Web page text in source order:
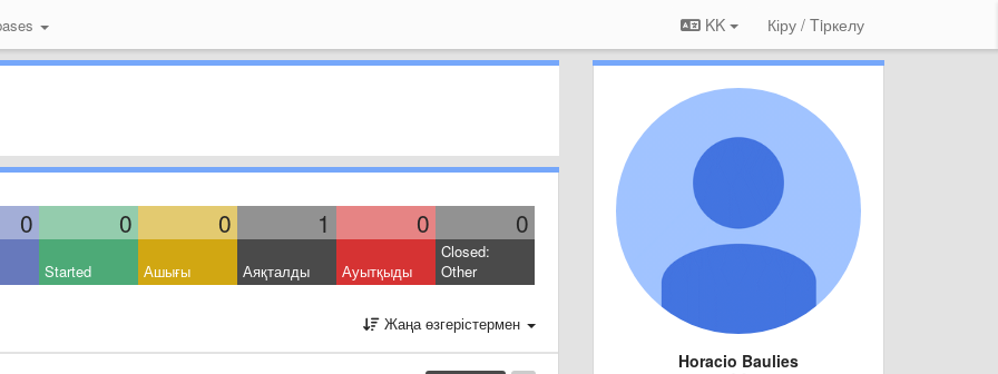
KK Кіру / Tiркелу
0 0 0 1 0 0
Started Ашығы Аяқталды Ауытқыды
Closed:
Other
Жаңа өзгерістермен
Horacio Baulies